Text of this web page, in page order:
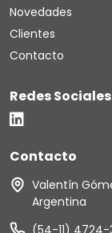
Novedades
Clientes
Contacto
Redes Sociales
Contacto
Valentín
Argentina
(54-11) 4724-